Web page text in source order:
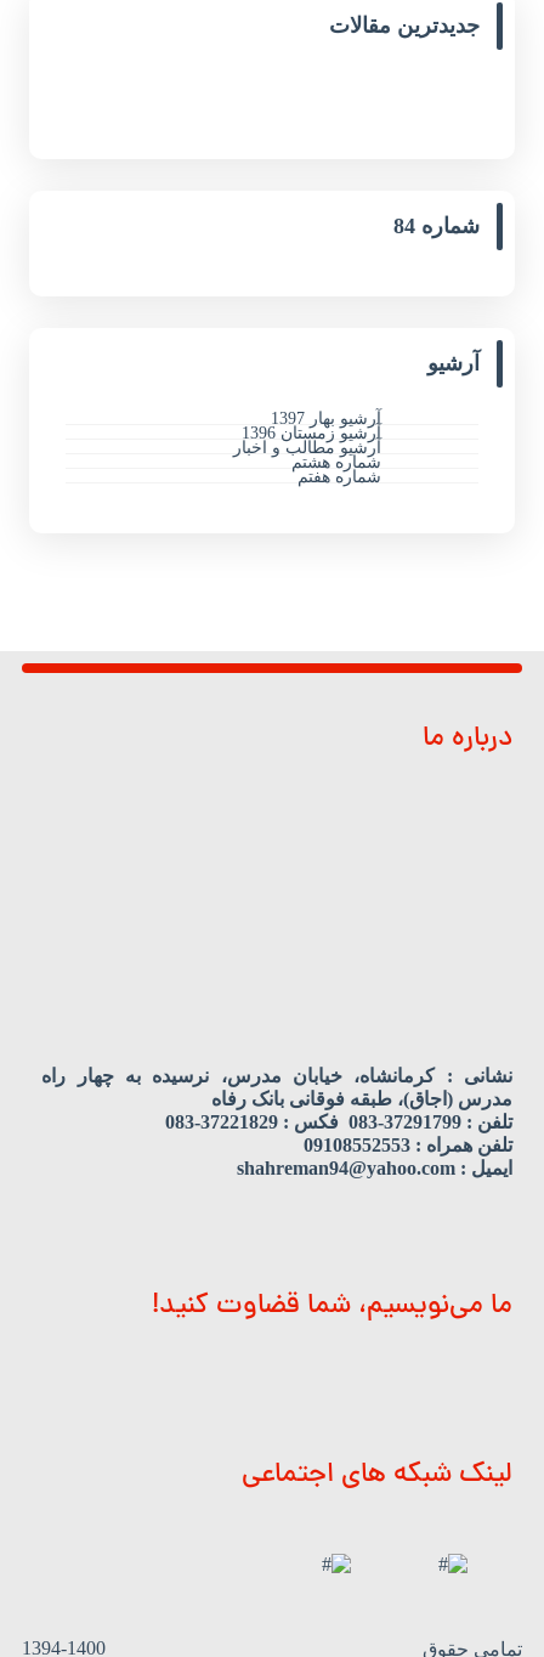
جدیدترین مقالات
شماره 84
آرشیو
آرشیو بهار 1397
آرشیو زمستان 1396
آرشیو مطالب و اخبار
شماره هشتم
شماره هفتم
درباره ما
نشانی : کرمانشاه، خیابان مدرس، نرسیده به چهار راه
مدرس (اجاق)، طبقه فوقانی بانک رفاه
تلفن : 37291799-083 فکس : 37221829-083
تلفن همراه : 09108552553
ایمیل : shahreman94@yahoo.com
ما می‌نویسیم، شما قضاوت کنید!
لینک شبکه های اجتماعی
تمامی حقوق 1394-1400